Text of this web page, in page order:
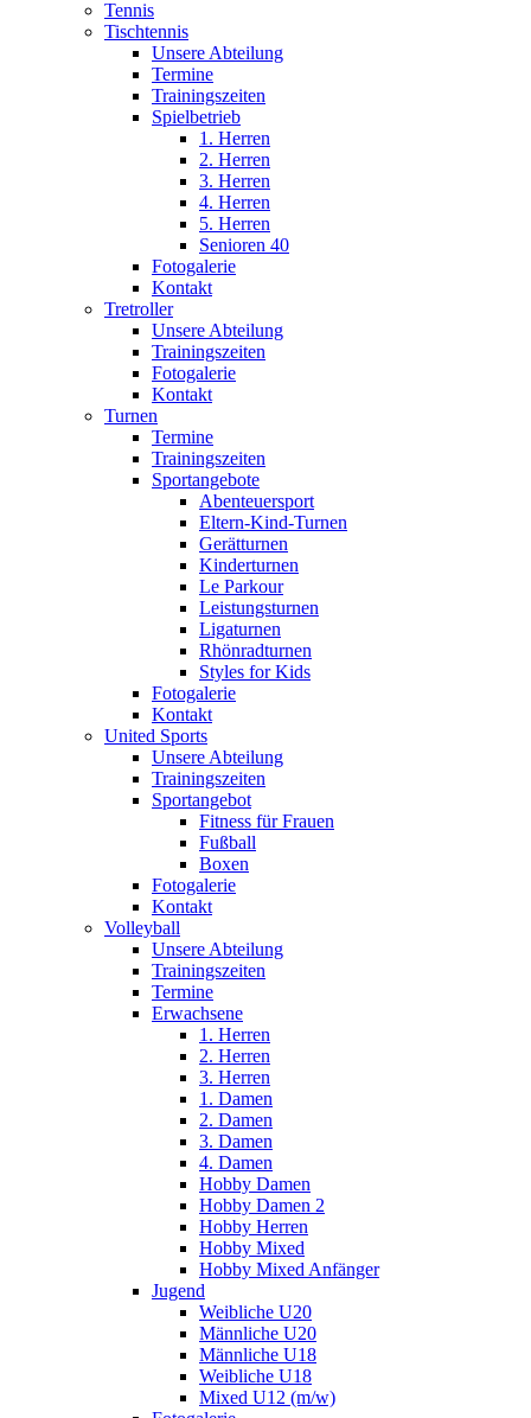
Tennis
Tischtennis
Unsere Abteilung
Termine
Trainingszeiten
Spielbetrieb
1. Herren
2. Herren
3. Herren
4. Herren
5. Herren
Senioren 40
Fotogalerie
Kontakt
Tretroller
Unsere Abteilung
Trainingszeiten
Fotogalerie
Kontakt
Turnen
Termine
Trainingszeiten
Sportangebote
Abenteuersport
Eltern-Kind-Turnen
Gerätturnen
Kinderturnen
Le Parkour
Leistungsturnen
Ligaturnen
Rhönradturnen
Styles for Kids
Fotogalerie
Kontakt
United Sports
Unsere Abteilung
Trainingszeiten
Sportangebot
Fitness für Frauen
Fußball
Boxen
Fotogalerie
Kontakt
Volleyball
Unsere Abteilung
Trainingszeiten
Termine
Erwachsene
1. Herren
2. Herren
3. Herren
1. Damen
2. Damen
3. Damen
4. Damen
Hobby Damen
Hobby Damen 2
Hobby Herren
Hobby Mixed
Hobby Mixed Anfänger
Jugend
Weibliche U20
Männliche U20
Männliche U18
Weibliche U18
Mixed U12 (m/w)